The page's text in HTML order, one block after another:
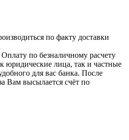
по факту доставки
Оплату по безналичному расчету
юридические лица, так и частные
для вас банка. После
Вам высылается счёт по